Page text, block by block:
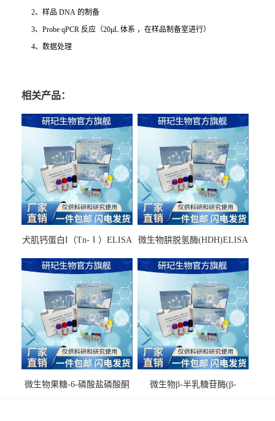
2、样品 DNA 的制备
3、Probe qPCR 反应（20μL 体系 ，在样品制备室进行）
4、数据处理
相关产品：
犬肌钙蛋白I（Tn-Ⅰ）ELISA
微生物肼脱氢酶(HDH)ELISA
微生物果糖-6-磷酸盐磷酸酮
微生物β-半乳糖苷酶(β-